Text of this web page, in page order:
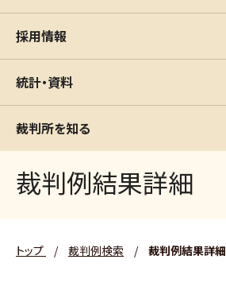
採用情報
統計・資料
裁判所を知る
裁判例結果詳細
トップ / 裁判例検索 / 裁判例結果詳細